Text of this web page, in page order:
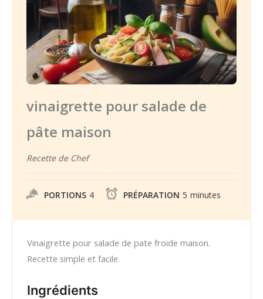
vinaigrette pour salade de
pâte maison
Recette de Chef
PORTIONS 4 PRÉPARATION 5 minutes
Vinaigrette pour salade de pate froide maison.
Recette simple et facile.
Ingrédients